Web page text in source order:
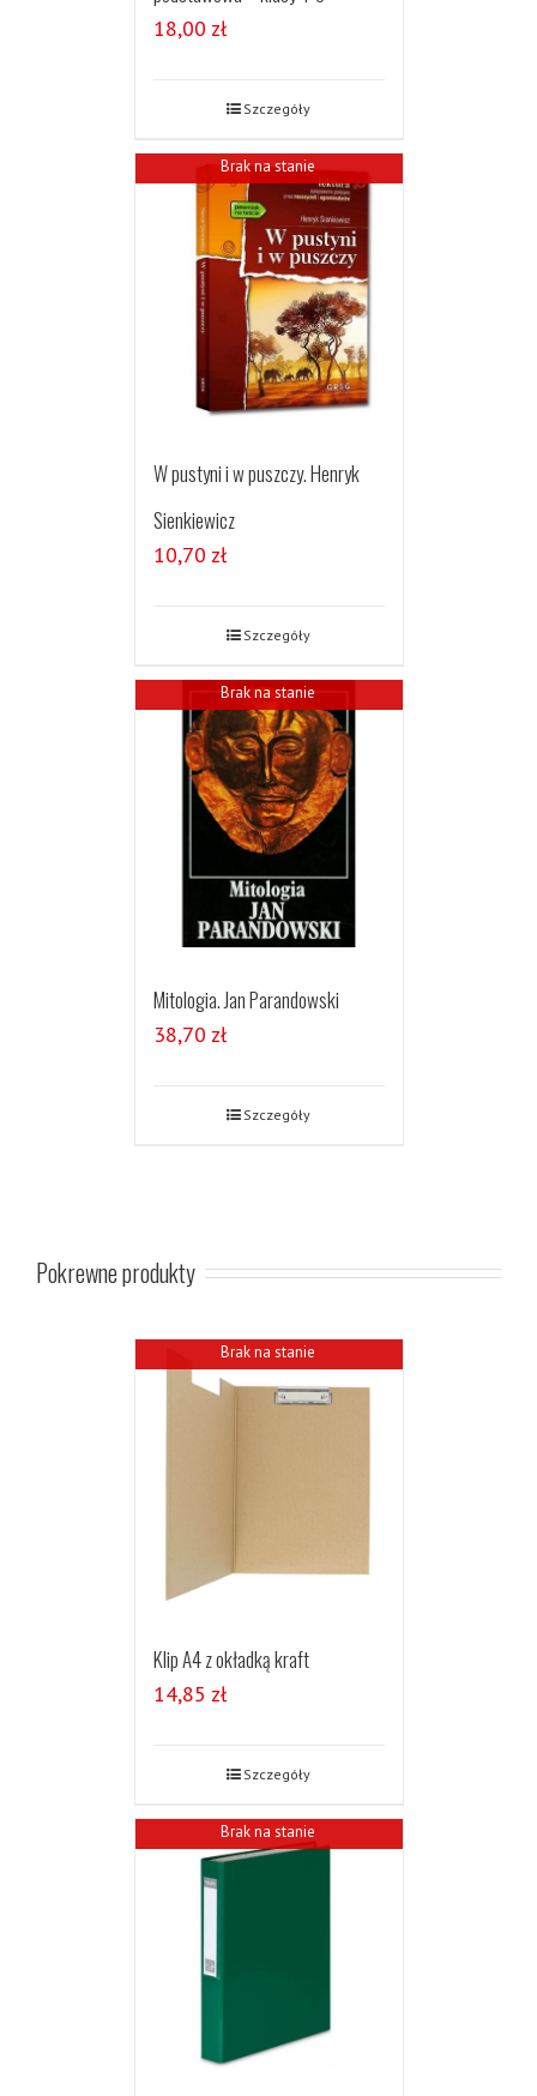
18,00 zł
Szczegóły
Brak na stanie
W pustyni i w puszczy. Henryk
Sienkiewicz
10,70 zł
Szczegóły
Brak na stanie
Mitologia. Jan Parandowski
38,70 zł
Szczegóły
Pokrewne produkty
Brak na stanie
Klip A4 z okładką kraft
14,85 zł
Szczegóły
Brak na stanie